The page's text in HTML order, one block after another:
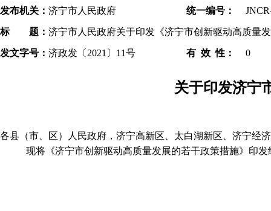
发布机关： 济宁市人民政府 统一编号：
标 题： 济宁市人民政府关于印发《济宁市创新驱动高质量
发文字号： 济政发〔2021〕11号 有 效 性： 0
关于印发济宁
各县（市、区）人民政府，济宁高新区、太白湖新区、济宁经
现将 《济宁市创新驱动高质量发展的若干政策措施》 印发